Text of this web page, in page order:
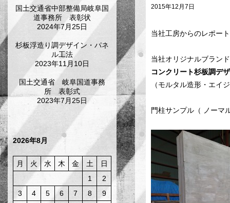
国土交通省中部整備局岐阜国
道事務所 表彰状
2024年7月25日
杉板浮造り調デザイン・パネ
ル工法
2023年11月10日
国土交通省 岐阜国道事務
所 表彰式
2023年7月25日
2026年8月
月 火 水 木 金 土 日
1
2
3
4 5 6 7 8
9
2015年12月7日
当社工房からのレポー
当社オリジナルブラ
コンクリート杉板調デ
（モルタル造形・エイ
門柱サンプル（ ノーマ